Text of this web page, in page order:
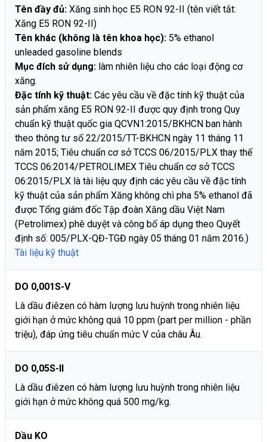
Tên đầy đủ: Xăng sinh học E5 RON 92-II (tên viết tắt:
Xăng E5 RON 92-II)
Tên khác (không là tên khoa học): 5% ethanol
unleaded gasoline blends
Mục đích sử dụng: làm nhiên liệu cho các loại động cơ
xăng.
Đặc tính kỹ thuật: Các yêu cầu về đặc tính kỹ thuật của
sản phẩm xăng E5 RON 92-II được quy định trong Quy
chuẩn kỹ thuật quốc gia QCVN1:2015/BKHCN ban hành
theo thông tư số 22/2015/TT-BKHCN ngày 11 tháng 11
năm 2015; Tiêu chuẩn cơ sở TCCS 06/2015/PLX thay thế
TCCS 06:2014/PETROLIMEX Tiêu chuẩn cơ sở TCCS
06:2015/PLX là tài liệu quy định các yêu cầu về đặc tính
kỹ thuật của sản phẩm Xăng không chì pha 5% ethanol đã
được Tổng giám đốc Tập đoàn Xăng dầu Việt Nam
(Petrolimex) phê duyệt và công bố áp dụng theo Quyết
định số: 005/PLX-QĐ-TGĐ ngày 05 tháng 01 năm 2016.)
Tài liệu kỹ thuật
DO 0,001S-V
Là dầu điêzen có hàm lượng lưu huỳnh trong nhiên liệu
giới hạn ở mức không quá 10 ppm (part per million - phần
triệu), đáp ứng tiêu chuẩn mức V của châu Âu.
DO 0,05S-II
Là dầu điêzen có hàm lượng lưu huỳnh trong nhiên liệu
giới hạn ở mức không quá 500 mg/kg.
Dầu KO